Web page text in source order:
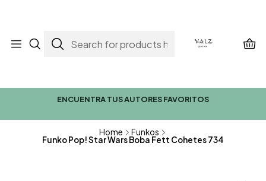
ENCUENTRA TUS AUTORES FAVORITOS
Home Funkos
Funko Pop! Star Wars Boba Fett Cohetes 734